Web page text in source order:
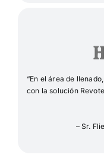
“En el área de
con la solución
– Sr.